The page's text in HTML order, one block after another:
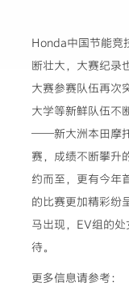
Honda中国节能竞
断壮大，大赛纪录
大赛参赛队伍再次
大学等新鲜队伍不
——新大洲本田摩
赛，成绩不断攀升
约而至，更有今年
的比赛更加精彩纷
马出现，EV组的
待。
更多信息请参考：